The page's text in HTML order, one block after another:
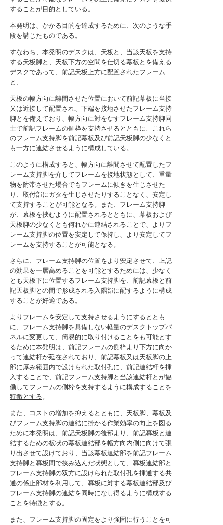
することが目的としている。
本発明は、かかる目的を達成するために、次のような手
段を講じたものである。
すなわち、本発明のデスクは、天板と、当該天板を支持
する天板脚と、天板下方の空間を仕切る幕板とを備える
デスクであって、前記天板上方に配置されたフレーム
と、
天板の幅方向に離間させた位置において前記幕板に当接
又は近接して配置され、下端を接地させたフレーム支持
脚とを備えており、幅方向に対をなすフレーム支持脚同
士で前記フレームの側枠を支持させるとともに、これら
のフレーム支持脚を前記幕板及び前記天板脚の少なくと
も一方に連結させるように構成している。
このように構成すると、幅方向に離間させて配置したフ
レーム支持脚を介してフレームを接地状態として、重量
物を附帯させた場合でもフレームに傾きを生じさせた
り、取付部にガタを生じさせたりすることなく、安定し
て支持することが可能となる。また、フレーム支持脚
が、幕板を挟むように配置されるとともに、幕板および
天板脚の少なくとも何れかに連結されることで、よりフ
レーム支持脚の位置を安定して保持し、より安定してフ
レームを支持することが可能となる。
さらに、フレーム支持脚の位置をより安定させて、上記
の効果を一層高めることを可能とするためには、少なく
とも天板下に位置するフレーム支持脚を、前記幕板と前
記天板脚との間で形成される入隅部に配するように構成
することが好適である。
よりフレームを安定して支持させるようにするととも
に、フレーム支持脚を具備しない軽量のデスクトップパ
ネルに変更して、簡易的に取り付けることをも可能とす
るために本発明 は、前記フレームの側枠より下方に向か
って連結杆が延在されており、前記幕板又は天板脚の上
部に厚み範囲内で設けられた取付孔に、前記連結杆を挿
入することで、前記フレーム支持脚と当該連結杆とが協
働してフレームの側枠を支持するように構成することを
特徴とする。
また、コストの増加を抑えるとともに、天板脚、幕板及
びフレーム支持脚の連結に掛かる作業効率の向上を図る
ために本発明 は、前記天板脚の後部より、前記幕板と連
結するための板状の幕板連結部を幅方向内側に向けて張
り出させて設けており、当該幕板連結部を前記フレーム
支持脚と幕板間で挟み込んだ状態として、幕板連結部と
フレーム支持脚の双方に設けられた取付孔を挿通する共
通の係止部材を利用して、幕板に対する幕板連結部及び
フレーム支持脚の連結を同時になし得るように構成する
ことを特徴とする。
また、フレーム支持脚の固定をより強固に行うことを可